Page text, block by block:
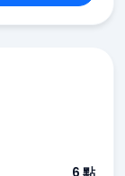
6 點